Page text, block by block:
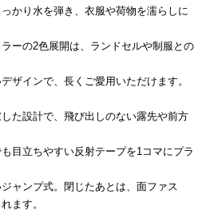
かり水を弾き、衣服や荷物を濡らしに
ーの2色展開は、ランドセルや制服との
ザインで、長くご愛用いただけます。
た設計で、飛び出しのない露先や前方
目立ちやすい反射テープを1コマにプラ
ャンプ式。閉じたあとは、面ファス
ます。